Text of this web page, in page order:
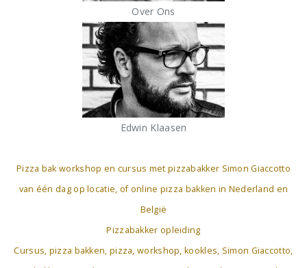
Over Ons
Edwin Klaasen
Pizza bak workshop en cursus met pizzabakker Simon Giaccotto
van één dag op locatie, of online pizza bakken in Nederland en
België
Pizzabakker opleiding
Cursus, pizza bakken, pizza, workshop, kookles, Simon Giaccotto,